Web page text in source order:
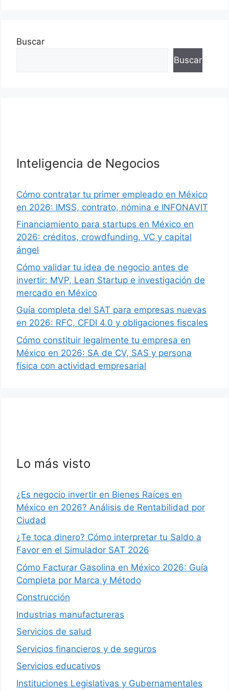
Buscar
Buscar
Inteligencia de Negocios
Cómo contratar tu primer empleado en México
en 2026: IMSS, contrato, nómina e INFONAVIT
Financiamiento para startups en México en
2026: créditos, crowdfunding, VC y capital
ángel
Cómo validar tu idea de negocio antes de
invertir: MVP, Lean Startup e investigación de
mercado en México
Guía completa del SAT para empresas nuevas
en 2026: RFC, CFDI 4.0 y obligaciones fiscales
Cómo constituir legalmente tu empresa en
México en 2026: SA de CV, SAS y persona
física con actividad empresarial
Lo más visto
¿Es negocio invertir en Bienes Raíces en
México en 2026? Análisis de Rentabilidad por
Ciudad
¿Te toca dinero? Cómo interpretar tu Saldo a
Favor en el Simulador SAT 2026
Cómo Facturar Gasolina en México 2026: Guía
Completa por Marca y Método
Construcción
Industrias manufactureras
Servicios de salud
Servicios financieros y de seguros
Servicios educativos
Instituciones Legislativas y Gubernamentales